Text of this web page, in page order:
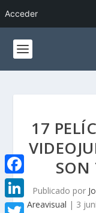
Acceder
17
SON
Publicado por
Areavisual | 3
F
a
L